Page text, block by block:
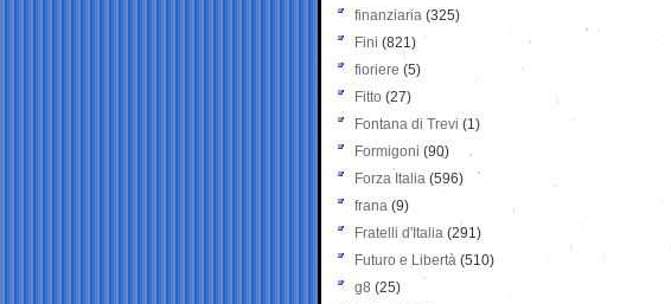
finanziaria (325)
Fini (821)
fioriere (5)
Fitto (27)
Fontana di Trevi (1)
Formigoni (90)
Forza Italia (596)
frana (9)
Fratelli d'Italia (291)
Futuro e Libertà (510)
g8 (25)